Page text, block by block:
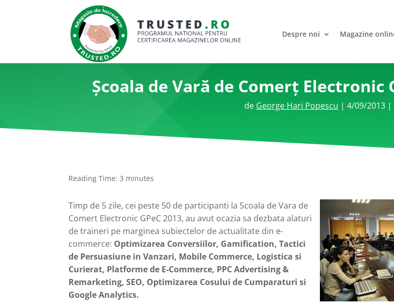
Despre noi Magazine
Școala de Vară de Comerț Electronic
de George Hari Popescu | 4/09/2013 |
Reading Time: 3 minutes
Timp de 5 zile, cei peste 50 de participanti la Scoala de Vara de
Comert Electronic GPeC 2013, au avut ocazia sa dezbata alaturi
de traineri pe marginea subiectelor de actualitate din e-
commerce: Optimizarea Conversiilor, Gamification, Tactici
de Persuasiune in Vanzari, Mobile Commerce, Logistica si
Curierat, Platforme de E-Commerce, PPC Advertising &
Remarketing, SEO, Optimizarea Cosului de Cumparaturi si
Google Analytics.